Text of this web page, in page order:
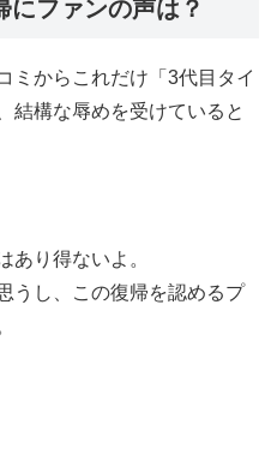
ファンの声は？
ミからこれだけ「3代目タイ
結構な辱めを受けていると
あり得ないよ。
うし、この復帰を認めるプ